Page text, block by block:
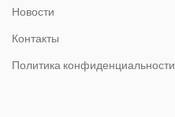
Новости
Контакты
Политика конфиденциальности